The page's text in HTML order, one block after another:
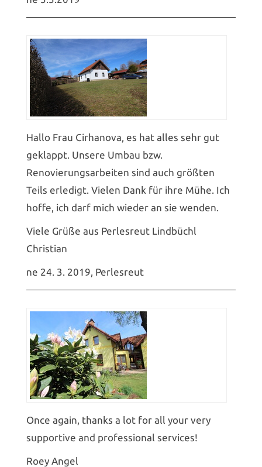
Hallo Frau Cirhanova, es hat alles sehr gut
geklappt. Unsere Umbau bzw.
Renovierungsar­beiten sind auch größten
Teils erledigt. Vielen Dank für ihre Mühe. Ich
hoffe, ich darf mich wieder an sie wenden.
Viele Grüße aus Perlesreut Lindbüchl
Christian
ne 24. 3. 2019, Perlesreut
Once again, thanks a lot for all your very
supportive and professional services!
Roey Angel